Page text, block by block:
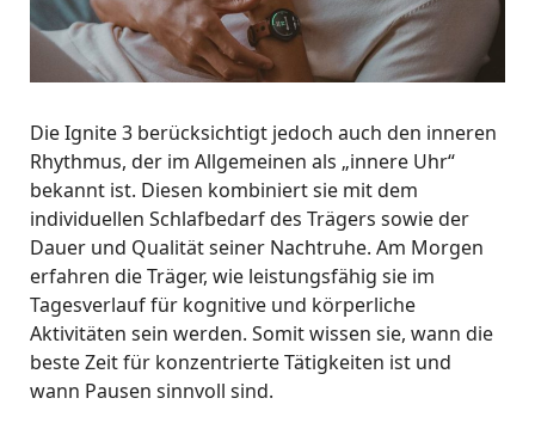
Die Ignite 3 berücksichtigt jedoch auch den inneren
Rhythmus, der im Allgemeinen als „innere Uhr“
bekannt ist. Diesen kombiniert sie mit dem
individuellen Schlafbedarf des Trägers sowie der
Dauer und Qualität seiner Nachtruhe. Am Morgen
erfahren die Träger, wie leistungsfähig sie im
Tagesverlauf für kognitive und körperliche
Aktivitäten sein werden. Somit wissen sie, wann die
beste Zeit für konzentrierte Tätigkeiten ist und
wann Pausen sinnvoll sind.